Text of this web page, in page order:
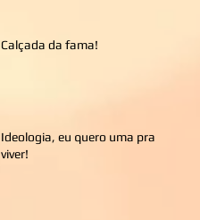
Calçada da fama!
Ideologia, eu quero uma pra
viver!